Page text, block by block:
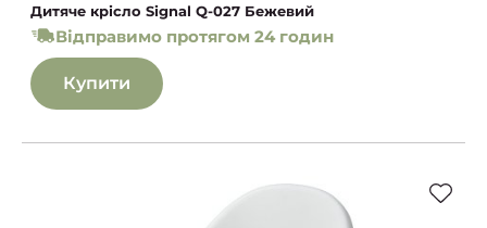
Дитяче крісло Signal Q-027 Бежевий
Відправимо протягом 24 годин
Купити